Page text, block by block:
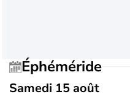
Éphéméride
Samedi 15 août